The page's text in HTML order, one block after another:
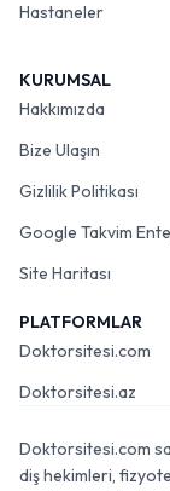
Hastaneler
KURUMSAL
Hakkımızda
Bize Ulaşın
Gizlilik Politikası
Google Takvim
Site Haritası
PLATFORMLAR
Doktorsitesi.com
Doktorsitesi.az
Doktorsitesi.com
diş hekimleri,